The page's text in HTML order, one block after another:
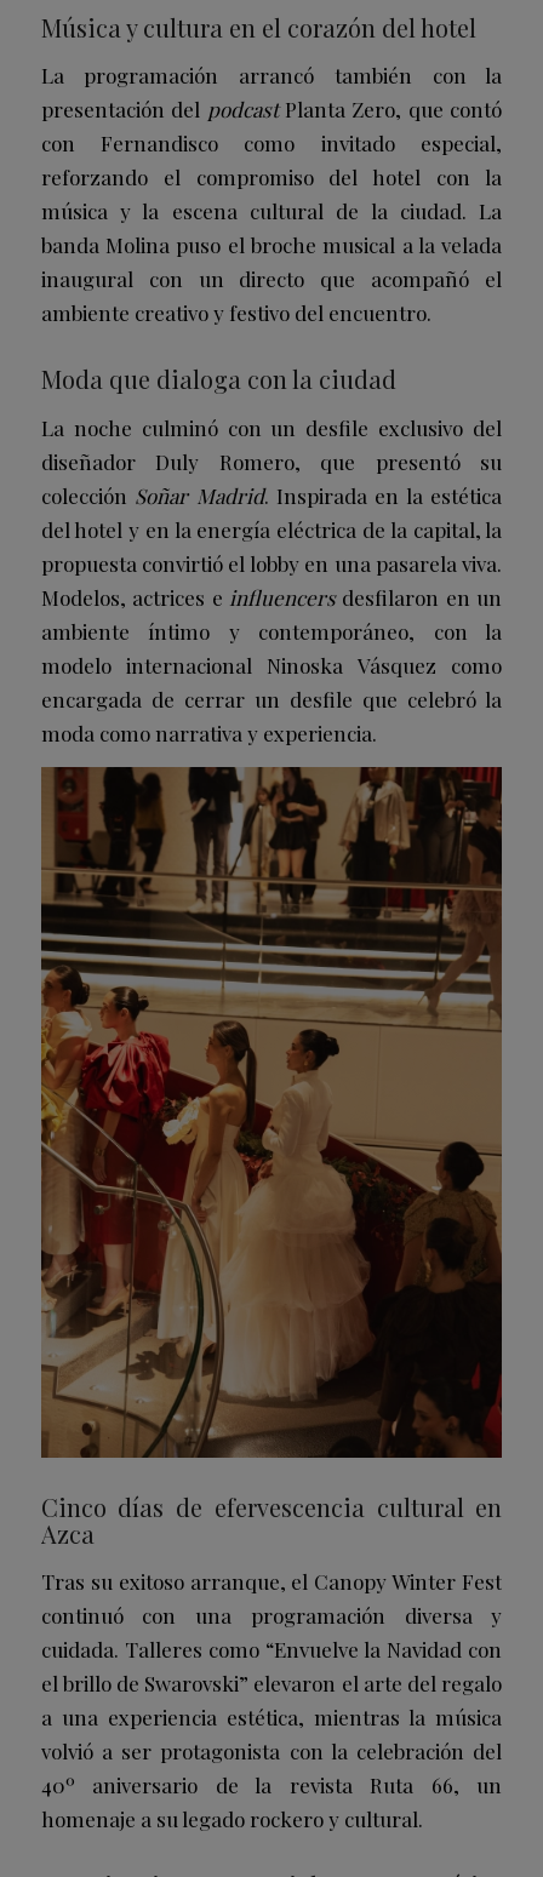
Música y cultura en el corazón del hotel
La programación arrancó también con la
presentación del podcastPlanta Zero, que contó
con Fernandisco como invitado especial,
reforzando el compromiso del hotel con la
música y la escena cultural de la ciudad. La
banda Molina puso el broche musical a la velada
inaugural con un directo que acompañó el
ambiente creativo y festivo del encuentro.
Moda que dialoga con la ciudad
La noche culminó con un desfile exclusivo del
diseñador Duly Romero, que presentó su
colección Soñar Madrid. Inspirada en la estética
del hotel y en la energía eléctrica de la capital, la
propuesta convirtió el lobby en una pasarela viva.
Modelos, actrices e influencersdesfilaron en un
ambiente íntimo y contemporáneo, con la
modelo internacional Ninoska Vásquez como
encargada de cerrar un desfile que celebró la
moda como narrativa y experiencia.
Cinco días de efervescencia cultural en
Azca
Tras su exitoso arranque, el Canopy Winter Fest
continuó con una programación diversa y
cuidada. Talleres como “Envuelve la Navidad con
el brillo de Swarovski” elevaron el arte del regalo
a una experiencia estética, mientras la música
volvió a ser protagonista con la celebración del
40º aniversario de la revista Ruta 66, un
homenaje a su legado rockero y cultural.